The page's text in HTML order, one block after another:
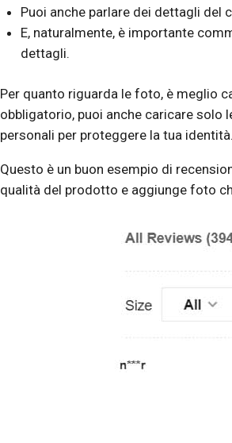
Puoi anche parlare dei dettagli del
E, naturalmente, è importante
dettagli.
Per quanto riguarda le foto, è meglio
obbligatorio, puoi anche caricare
personali per proteggere la tua identità.
Questo è un buon esempio di
qualità del prodotto e aggiunge foto